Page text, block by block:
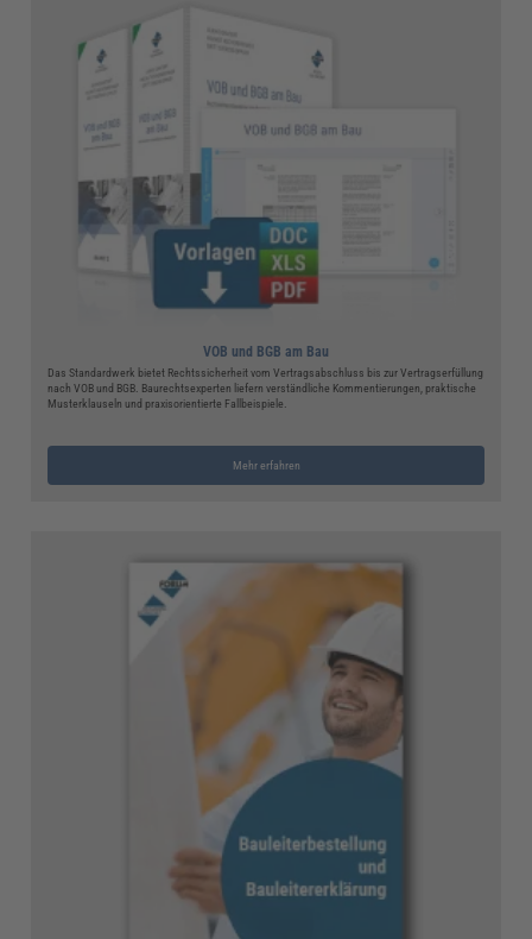
VOB und BGB am Bau
Das Standardwerk bietet Rechtssicherheit vom Vertragsabschluss bis zur Vertragserfüllung
nach VOB und BGB. Baurechtsexperten liefern verständliche Kommentierungen, praktische
Musterklauseln und praxisorientierte Fallbeispiele.
Mehr erfahren